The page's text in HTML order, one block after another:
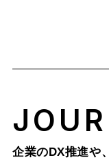
企業のDX推進や